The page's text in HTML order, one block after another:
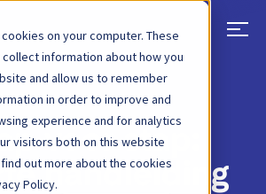
on your computer. These
information about how you
and allow us to remember
in order to improve and
experience and for analytics
visitors both on this website
out more about the cookies
Policy.
30 MAART 2022
voor stap:
handleiding